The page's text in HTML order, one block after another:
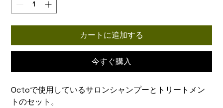
カートに追加する
今すぐ購入
Octoで使用しているサロンシャンプーとトリートメン
トのセット。